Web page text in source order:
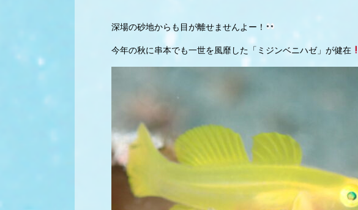
深場の砂地からも目が離せませんよー！
今年の秋に串本でも一世を風靡した「ミジンベニハゼ」が健在